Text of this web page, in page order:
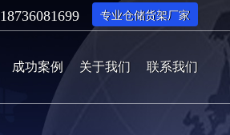
18736081699 专业仓储货架厂家
成功案例 关于我们 联系我们